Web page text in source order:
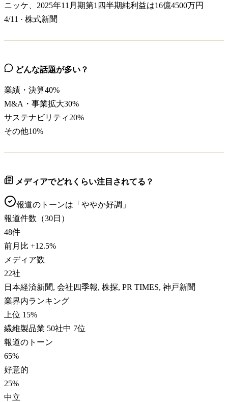
ニッケ、2025年11月期第1四半期純利益は16億4500万円
4/11 · 株式新聞
どんな話題が多い？
業績・決算40%
M&A・事業拡大30%
サステナビリティ 20%
その他10%
メディアでどれくらい注目されてる？
報道のトーンは「 ややか好調 」
報道件数（30日）
48件
前月比 +12.5%
メディア数
22社
日本経済新聞, 会社四季報, 株探, PR TIMES, 神戸新聞
業界内ランキング
上位 15%
繊維製品業 50社中 7位
報道のトーン
65%
好意的
25%
中立